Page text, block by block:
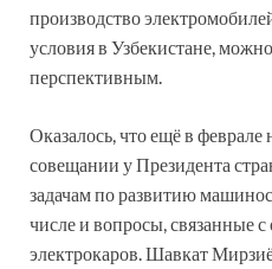
производство
условия в Узбекистане,
перспективным.
Оказалось, что ещё в
совещании у Президента
задачам по развитию
числе и вопросы, связанные
электрокаров. Шавкат